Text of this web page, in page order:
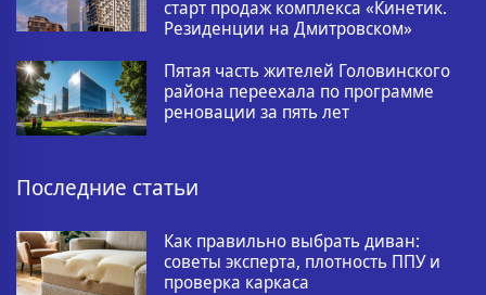
старт продаж комплекса «Кинетик.
Резиденции на Дмитровском»
Пятая часть жителей Головинского
района переехала по программе
реновации за пять лет
Последние статьи
Как правильно выбрать диван:
советы эксперта, плотность ППУ и
проверка каркаса